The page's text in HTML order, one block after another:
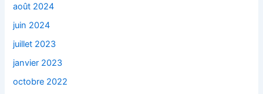
août 2024
juin 2024
juillet 2023
janvier 2023
octobre 2022